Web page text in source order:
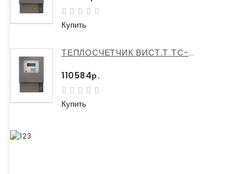
Купить
ТЕПЛОСЧЕТЧИК ВИСТ.Т ТС-200 ДУ 100/100
110584р.
Купить